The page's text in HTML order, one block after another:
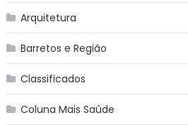
Arquitetura
Barretos e Região
Classificados
Coluna Mais Saúde